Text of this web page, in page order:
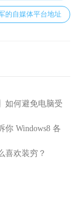
的自媒体平台地址
如何避免电脑受
“劈”？
你 Windows8 各
核心版、Pro专
企业版、RT
喜欢装穷？